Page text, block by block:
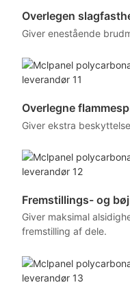
Overlegen
Giver enestående
Overlegne
Giver ekstra
Fremstillings- og
Giver maksimal
fremstilling af dele.